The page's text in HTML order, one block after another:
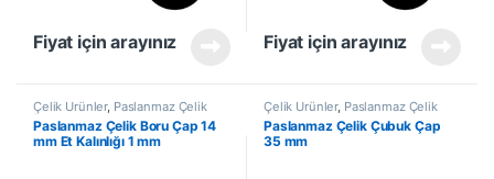
Fiyat için arayınız Fiyat için arayınız
Çelik Ürünler, Paslanmaz Çelik
Boru
Paslanmaz Çelik Boru Çap 14
mm Et Kalınlığı 1 mm
Çelik Ürünler, Paslanmaz Çelik
Çubuk
Paslanmaz Çelik Çubuk Çap
35 mm